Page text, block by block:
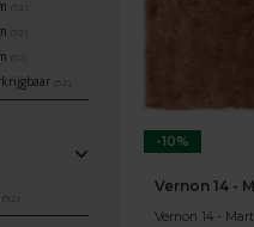
-10%
Vernon 14 -
Vernon 14 -